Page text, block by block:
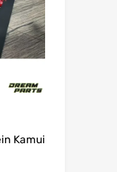
Kamui